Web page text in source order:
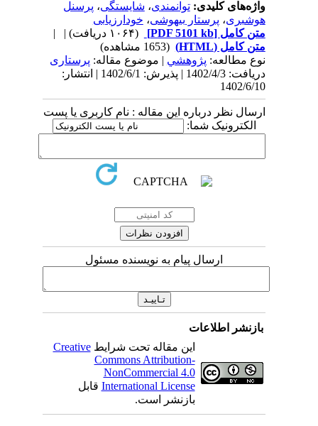
واژه‌های کلیدی:توانمندی،شایستگی،پرسنل
هوشبری،پرستار بیهوشی،خودارزیابی
متن کامل[PDF 5101 kb]
| |
متن کامل (HTML)
(1653 مشاهده)
نوع مطالعه:پژوهشي| موضوع مقاله:پرستاری
دریافت: 1402/4/3 | پذیرش: 1402/6/1 | انتشار:
1402/6/10
ارسال نظر درباره این مقاله : نام کاربری یا پست
الکترونیک شما:
ارسال پیام به نویسنده مسئول
بازنشر اطلاعات
این مقاله تحت شرایطCreative
Commons Attribution-
NonCommercial 4.0
International Licenseقابل
بازنشر است.